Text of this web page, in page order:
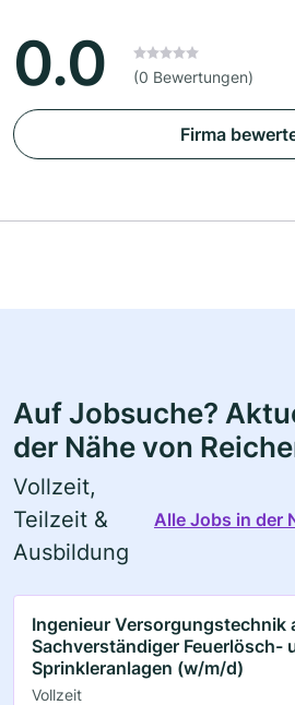
0.0 (0 Bewertungen)
Firma
Auf Jobsuche?
der Nähe von
Vollzeit,
Teilzeit &
Ausbildung
Alle Jobs in der
Ingenieur Versorgungstechnik
Sachverständiger Feuerlösch-
Sprinkleranlagen (w/m/d)
Vollzeit